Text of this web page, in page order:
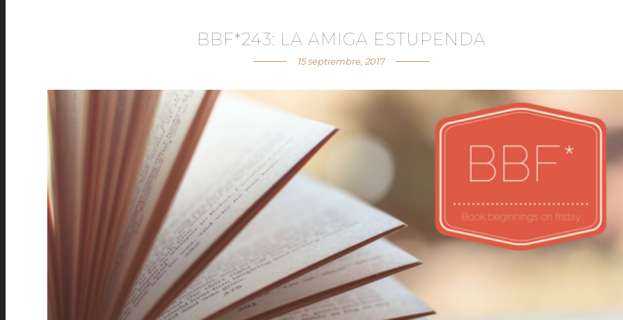
BBF*243: LA AMIGA ESTUPENDA
15 septiembre, 2017